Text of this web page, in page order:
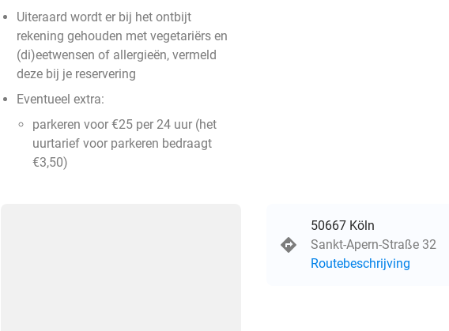
Uiteraard wordt er bij het ontbijt
rekening gehouden met vegetariërs en
(di)eetwensen of allergieën, vermeld
deze bij je reservering
Eventueel extra:
parkeren voor €25 per 24 uur (het
uurtarief voor parkeren bedraagt
€3,50)
50667 Köln
Sankt-Apern-Straße 32
Routebeschrijving